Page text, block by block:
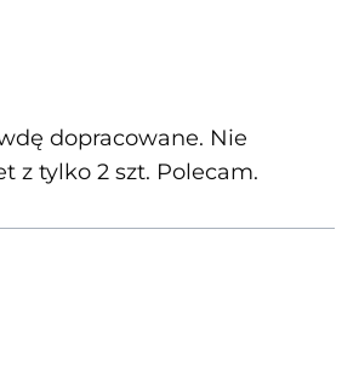
dopracowane. Nie
z tylko 2 szt. Polecam.